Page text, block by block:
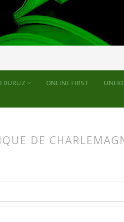
BURUZ ONLINE FIRST
DE